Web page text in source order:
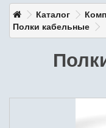
Каталог
Полки кабельные